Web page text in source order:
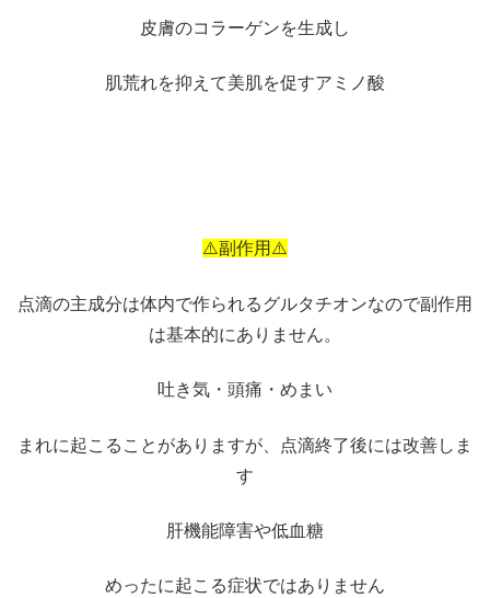
皮膚のコラーゲンを生成し
肌荒れを抑えて美肌を促すアミノ酸
⚠️副作用⚠️
点滴の主成分は体内で作られるグルタチオンなので副作用
は基本的にありません。
吐き気・頭痛・めまい
まれに起こることがありますが、点滴終了後には改善しま
す
肝機能障害や低血糖
めったに起こる症状ではありません